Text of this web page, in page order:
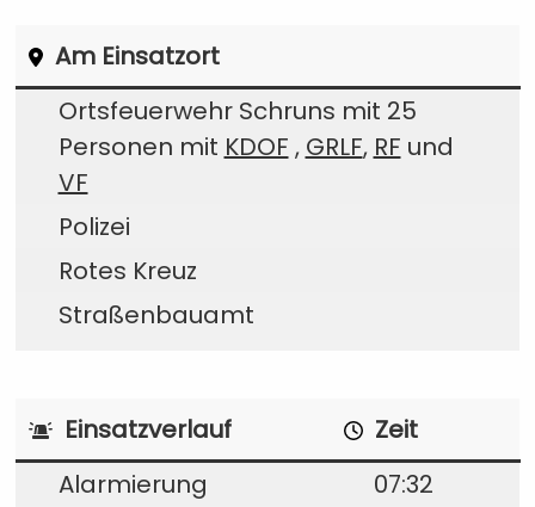
Am Einsatzort
Ortsfeuerwehr Schruns mit 25
Personen mit KDOF , GRLF, RF und
VF
Polizei
Rotes Kreuz
Straßenbauamt
Einsatzverlauf
Zeit
Alarmierung
07:32